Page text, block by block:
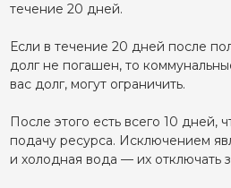
течение 20 дней.
Если в течение 20 дней после
долг не погашен, то
вас долг, могут ограничить.
После этого есть всего 10 дней,
подачу ресурса. Исключением
и холодная вода — их отключать